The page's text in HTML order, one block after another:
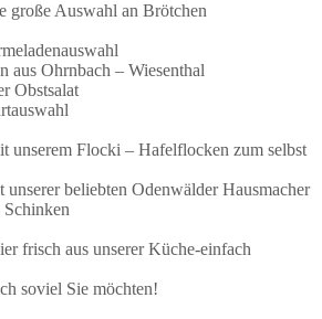
große Auswahl an Brötchen
aus Ohrnbach – Wiesenthal
Obstsalat
unserem Flocki – Hafelflocken zum selbst
unserer beliebten Odenwälder Hausmacher
frisch aus unserer Küche-einfach
soviel Sie möchten!